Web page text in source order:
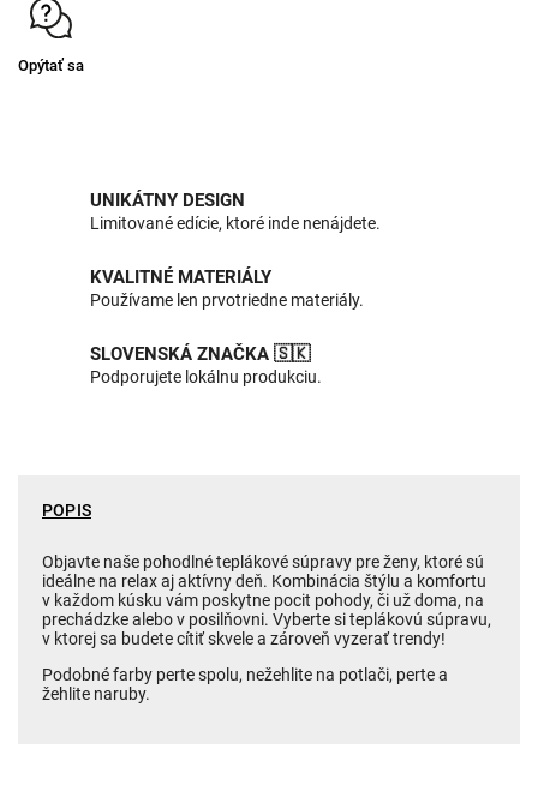
Opýtať sa
UNIKÁTNY DESIGN
Limitované edície, ktoré inde nenájdete.
KVALITNÉ MATERIÁLY
Používame len prvotriedne materiály.
SLOVENSKÁ ZNAČKA 🇸🇰
Podporujete lokálnu produkciu.
POPIS
Objavte naše pohodlné teplákové súpravy pre ženy, ktoré sú
ideálne na relax aj aktívny deň. Kombinácia štýlu a komfortu
v každom kúsku vám poskytne pocit pohody, či už doma, na
prechádzke alebo v posilňovni. Vyberte si teplákovú súpravu,
v ktorej sa budete cítiť skvele a zároveň vyzerať trendy!
Podobné farby perte spolu, nežehlite na potlači, perte a
žehlite naruby.